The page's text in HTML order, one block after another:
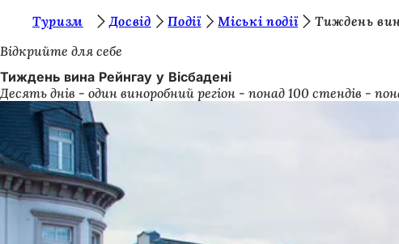
Перейти до змісту
и
т
у
:
Туризм Досвід Події Міські події
Тиждень
Відкрийте для себе
Тиждень вина Рейнгау у Вісбадені
Десять днів - один виноробний регіон - понад 100 стендів -